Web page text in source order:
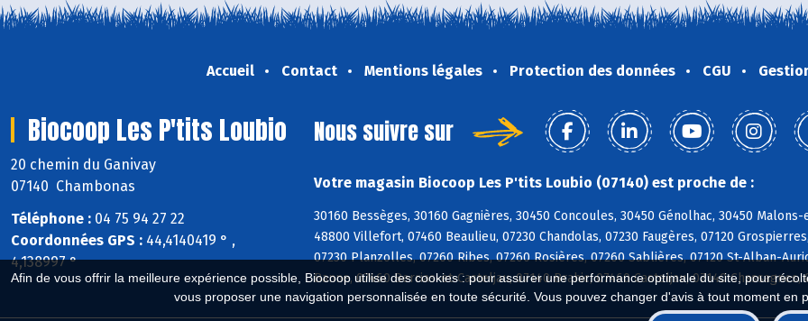
Afin de vous offrir la meilleure expérience possible, Biocoop utilise des cookies : pour assurer une performance optimale du site, pour
vous proposer une navigation personnalisée en toute sécurité. Vous pouvez changer d'avis à tout moment en
Accueil Contact Mentions légales Protection des données CGU
Biocoop Les P'tits Loubio
20 chemin du Ganivay
07140 Chambonas
Téléphone : 04 75 94 27 22
Coordonnées GPS : 44,4140419 ° ,
4,138997 °
Nous suivre sur
Votre magasin Biocoop Les P'tits Loubio (07140) est proche de :
30160 Bessèges, 30160 Gagnières, 30450 Concoules, 30450 Génolhac, 30450
48800 Villefort, 07460 Beaulieu, 07230 Chandolas, 07230 Faugères, 07120
07230 Planzolles, 07260 Ribes, 07260 Rosières, 07260 Sablières, 07120 St-Alban-
Banne, 07460 Berrias-et-Casteljau, 07140 Brahic, 07460 Casteljau, 07140 Chassagnes,